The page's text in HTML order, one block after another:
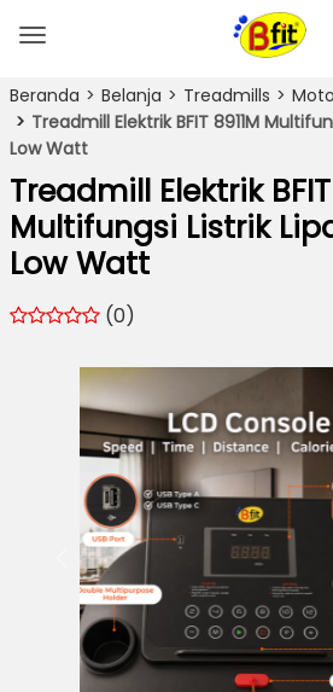
Toggle
Beranda
Belanja Treadmills
Treadmill Elektrik BFIT 8911M
Low Watt
Treadmill Elektrik BFIT
Multifungsi Listrik
Low Watt
(0)
Previous